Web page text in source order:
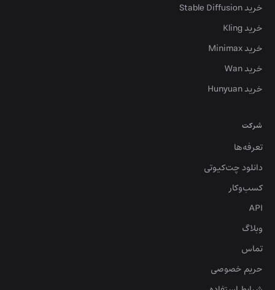
خرید Stable Diffusion
خرید Kling
خرید Minimax
خرید Wan
خرید Hunyuan
شرکت
تعرفه‌ها
دانلود چت‌کیوتی
کسب‌وکار
API
وبلاگ
تماس
حریم خصوصی